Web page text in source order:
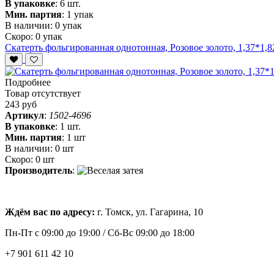
В упаковке: 6 шт.
Мин. партия: 1 упак
В наличии: 0 упак
Скоро: 0 упак
Скатерть фольгированная однотонная, Розовое золото,
Подробнее
Товар отсутствует
243 руб
Артикул: 1502-4696
В упаковке: 1 шт.
Мин. партия: 1 шт
В наличии: 0 шт
Скоро: 0 шт
Производитель:
Ждём вас по адресу: г. Томск, ул. Гагарина, 10
Пн-Пт с 09:00 до 19:00 /Сб-Вс 09:00 до 18:00
+7 901 611 42 10